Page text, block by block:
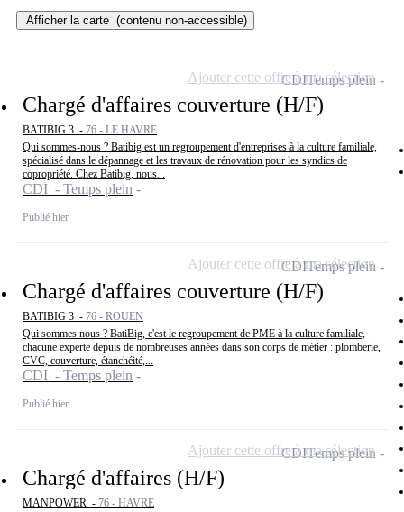
Afficher la carte (contenu non-accessible)
Chargé d'affaires couverture (H/F)
BATIBIG 3 - 76 - LE HAVRE
Qui sommes-nous ? Batibig est un regroupement d'entreprises à la culture familiale,
spécialisé dans le dépannage et les travaux de rénovation pour les syndics de
copropriété. Chez Batibig, nous...
CDI - Temps plein
Publié hier
CDITemps plein
Ajouter cette offre à ma sélection
Chargé d'affaires couverture (H/F)
BATIBIG 3 - 76 - ROUEN
Qui sommes nous ? BatiBig, c'est le regroupement de PME à la culture familiale,
chacune experte depuis de nombreuses années dans son corps de métier : plomberie,
CVC, couverture, étanchéité,...
CDI - Temps plein
Publié hier
CDITemps plein
Ajouter cette offre à ma sélection
Chargé d'affaires (H/F)
MANPOWER - 76 - HAVRE
CDITemps plein
Ajouter cette offre à ma sélection